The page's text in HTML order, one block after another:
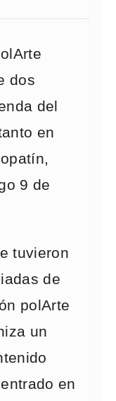
dos
del
en
9 de
tuvieron
de
polArte
un
en